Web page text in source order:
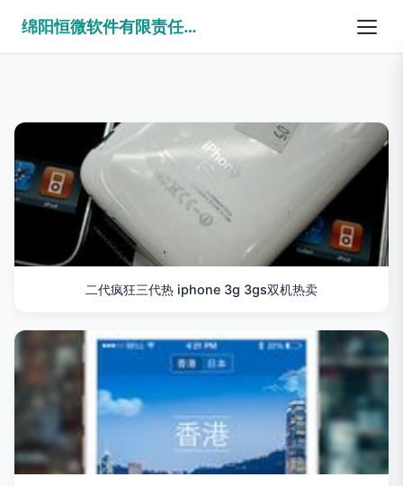
绵阳恒微软件有限责任公司
二代疯狂三代热 iphone 3g 3gs双机热卖